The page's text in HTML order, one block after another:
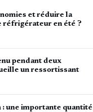
et réduire la
réfrigérateur en été ?
pendant deux
un ressortissant
: une importante quantité